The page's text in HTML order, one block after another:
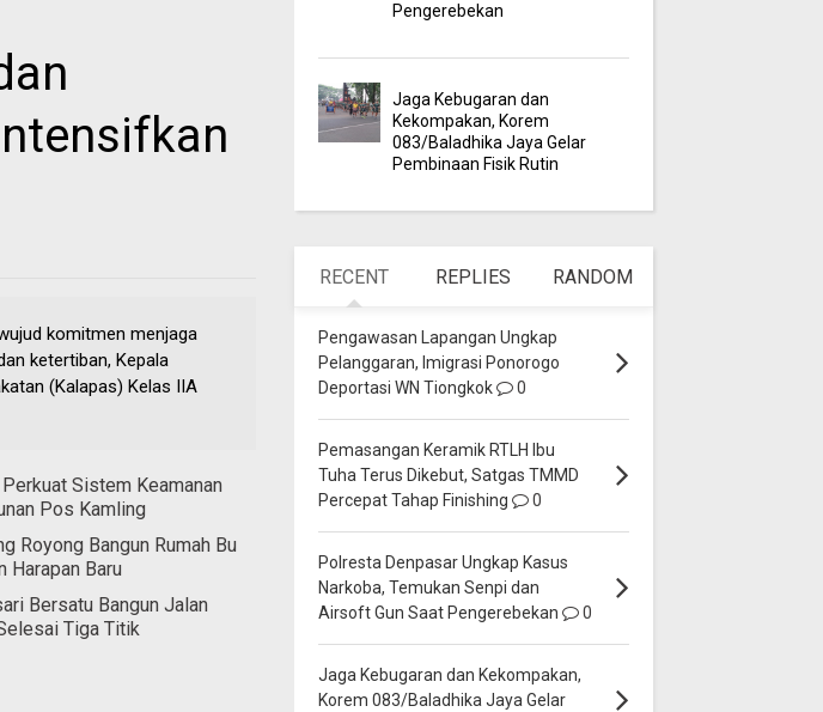
komitmen menjaga
ketertiban, Kepala
(Kalapas) Kelas IIA
Sistem Keamanan
Pos Kamling
Royong Bangun Rumah Bu
Harapan Baru
Bersatu Bangun Jalan
Tiga Titik
Pengerebekan
Jaga Kebugaran dan
Kekompakan, Korem
083/Baladhika Jaya Gelar
Pembinaan Fisik Rutin
RECENT REPLIES RANDOM
Pengawasan Lapangan Ungkap
Pelanggaran, Imigrasi Ponorogo
Deportasi WN Tiongkok
0
Pemasangan Keramik RTLH Ibu
Tuha Terus Dikebut, Satgas TMMD
Percepat Tahap Finishing
0
Polresta Denpasar Ungkap Kasus
Narkoba, Temukan Senpi dan
Airsoft Gun Saat Pengerebekan
0
Jaga Kebugaran dan Kekompakan,
Korem 083/Baladhika Jaya Gelar